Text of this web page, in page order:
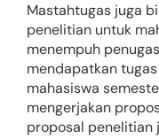
Mastahtugas juga
penelitian untuk
menempuh
mendapatkan
mahasiswa
mengerjakan
proposal penelitian